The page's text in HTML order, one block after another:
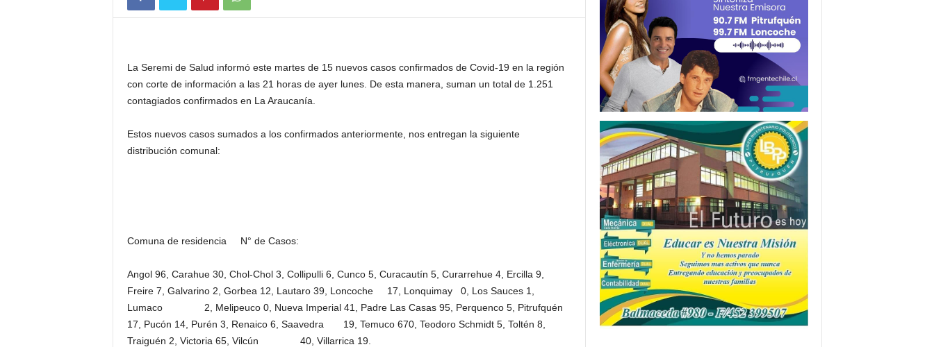
La Seremi de Salud informó este martes de 15 nuevos casos confirmados de Covid-19 en la región
con corte de información a las 21 horas de ayer lunes. De esta manera, suman un total de 1.251
contagiados confirmados en La Araucanía.
Estos nuevos casos sumados a los confirmados anteriormente, nos entregan la siguiente
distribución comunal:
Comuna de residencia N° de Casos:
Angol 96, Carahue 30, Chol-Chol 3, Collipulli 6, Cunco 5, Curacautín 5, Curarrehue 4, Ercilla 9,
Freire 7, Galvarino 2, Gorbea 12, Lautaro 39, Loncoche 17, Lonquimay 0, Los Sauces 1,
Lumaco 2, Melipeuco 0, Nueva Imperial 41, Padre Las Casas 95, Perquenco 5, Pitrufquén
17, Pucón 14, Purén 3, Renaico 6, Saavedra 19, Temuco 670, Teodoro Schmidt 5, Toltén 8,
Traiguén 2, Victoria 65, Vilcún 40, Villarrica 19.